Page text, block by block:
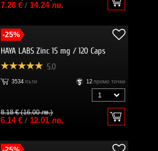
7.28 €/ 14.24 лв.
-25%
HAYA LABS Zinc 15 mg / 120 Caps
5.0
3534 пъти 12 промо точки
8.18 € (16.00 лв.)
6.14 €/ 12.01 лв.